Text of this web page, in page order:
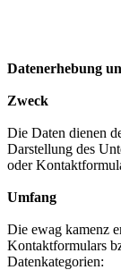
Datenerhebung
Zweck
Die Daten dienen
Darstellung des
oder
Umfang
Die ewag kamenz
Kontaktformulars
Datenkategorien: